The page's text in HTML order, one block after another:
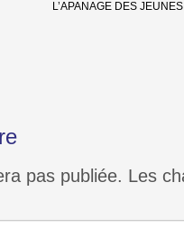
L’APANAGE DES JEUNES
pas publiée. Les